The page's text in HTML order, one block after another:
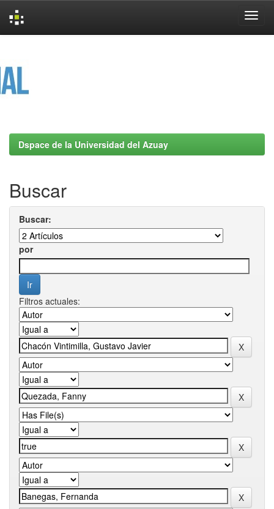
Dspace de la Universidad del Azuay
Buscar
Buscar:
por
Filtros actuales: